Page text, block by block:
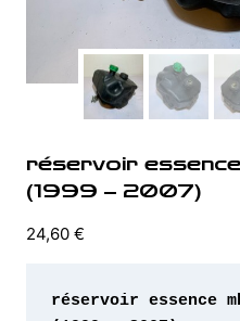
réservoir
(1999 – 2007)
24,60 €
réservoir essence